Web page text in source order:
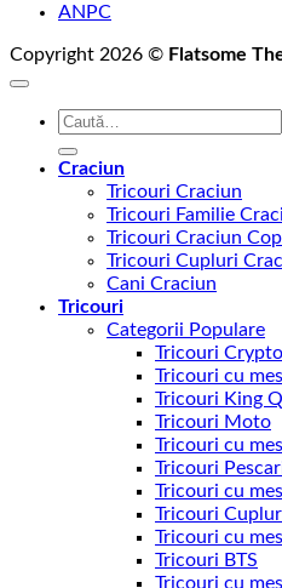
ANPC
Copyright 2026 © Flatsome
Caută
Craciun
Tricouri Craciun
Tricouri Familie
Tricouri Craciun
Tricouri Cupluri
Cani Craciun
Tricouri
Categorii Populare
Tricouri Crypto
Tricouri cu
Tricouri King
Tricouri Moto
Tricouri cu
Tricouri
Tricouri cu
Tricouri
Tricouri cu
Tricouri BTS
Tricouri cu